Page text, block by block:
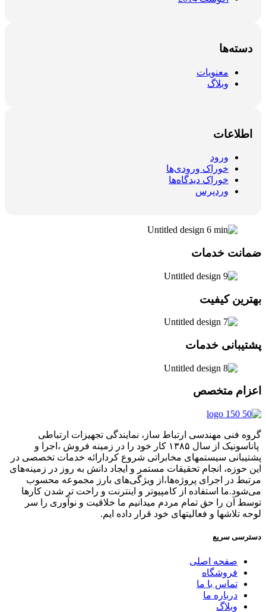
معنویات
وبلاگ
ورود
خوراک ورودی‌ها
خوراک دیدگاه‌ها
وردپرس
خدمات
کیفیت
خدمات
متخصص
فنی مهندسی ارتباط ساز، نمایندگی تجهیزات ارتباطی
پاناسونیک از سال ۱۳۸۵ کار خود را در زمینه فروش ،اجرا و
سیستمهای مخابراتی شروع کردارائه خدمات تخصصی در
انجام تحقیقات مستمر و ایجاد دانش به‌ روز در زمینه‌های
در اجرای پروژه‌ها،از ویژگی‌های بارز مجموعه محسوب
استفاده از کامپیوتر و اینترنت و راحت تر شدن کارها
آن را حق تمام مردم میدانیم ما خلاقیت و نوآوری را سر
تلاشها و فعالیتهای خود قرار داده ایم.
سریع
صفحه اصلی
فروشگاه
تماس با ما
درباره ما
وبلاگ